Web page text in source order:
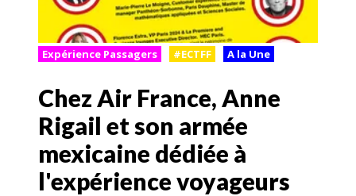
Expérience Passagers #ECTFF A la Une
Chez Air France, Anne
Rigail et son armée
mexicaine dédiée à
l'expérience voyageurs